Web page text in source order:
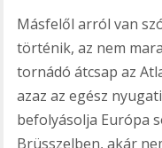
Másfelől arról van
történik, az nem
tornádó átcsap az
azaz az egész
befolyásolja Európa
Brüsszelben, akár